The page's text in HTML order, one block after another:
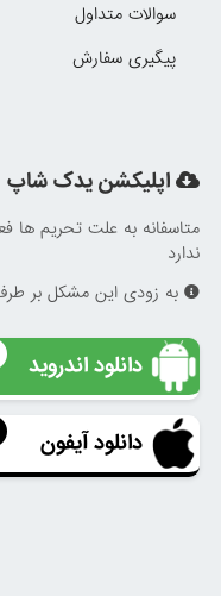
سوالات متداول
پیگیری سفارش
اپلیکشن یدک شاپ
متاسفانه به علت تحریم ها
ندارد
به زودی این مشکل بر
دانلود اندروید
دانلود آیفون